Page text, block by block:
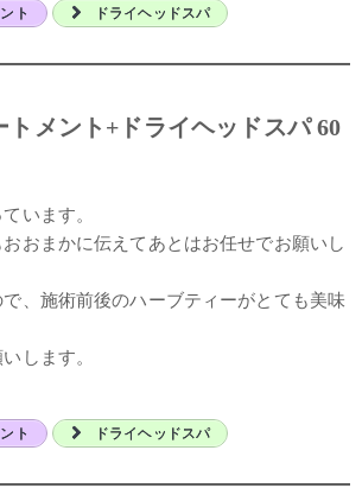
ト ドライヘッドスパ
トメント+ドライヘッドスパ 60
います。
おまかに伝えてあとはお任せでお願いし
、施術前後のハーブティーがとても美味
します。
ト ドライヘッドスパ